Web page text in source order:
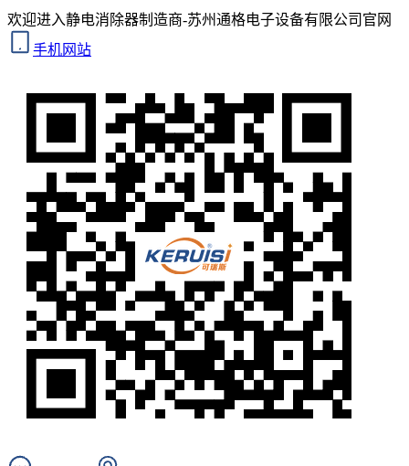
欢迎进入静电消除器制造商-苏州通格电子设备有限公司官网
手机网站